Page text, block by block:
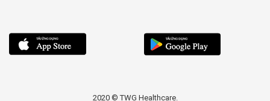
2020 © TWG Healthcare.